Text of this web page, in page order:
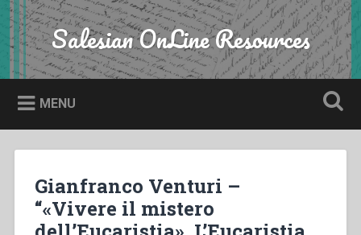
Skip
to
content
Search Salesian OnLine Resources
MENU
Gianfranco Venturi –
“«Vivere il mistero